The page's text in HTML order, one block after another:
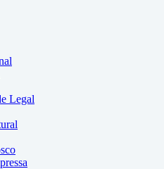
Legal